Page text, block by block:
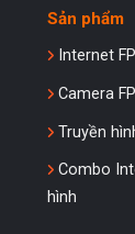
Sản phẩm
Internet
Camera
Truyền
Combo
hình